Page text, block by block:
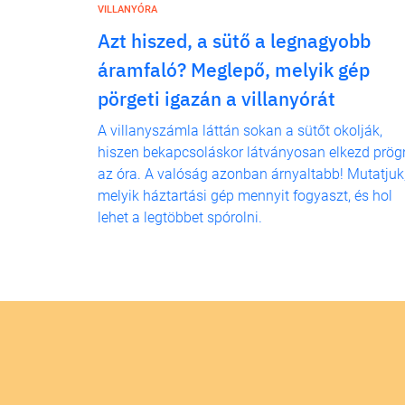
VILLANYÓRA
Azt hiszed, a sütő a legnagyobb
áramfaló? Meglepő, melyik gép
pörgeti igazán a villanyórát
A villanyszámla láttán sokan a sütőt okolják,
hiszen bekapcsoláskor látványosan elkezd
az óra. A valóság azonban árnyaltabb!
melyik háztartási gép mennyit fogyaszt, és hol
lehet a legtöbbet spórolni.